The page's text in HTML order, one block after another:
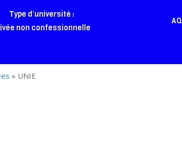
Type d’université :
non confessionnelle
AQ
» UNIE